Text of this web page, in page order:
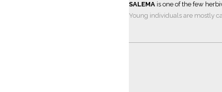
SALEMA is one of the few
Young individuals are mostly